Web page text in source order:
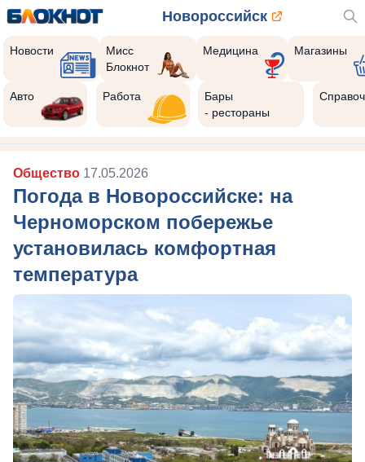
Новороссийск
Новости
Мисс
Блокнот
Медицина Магазины
Авто Работа
Бары
- рестораны
Общество 17.05.2026
Погода в Новороссийске: на
Черноморском побережье
установилась комфортная
температура
Реклама закроется через: